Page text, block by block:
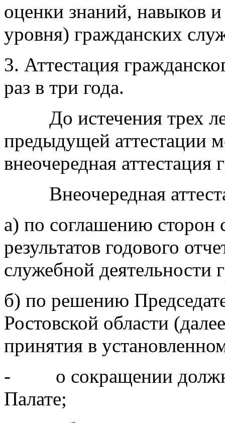
оценки знаний, навыков
уровня) гражданских
3. Аттестация
раз в три года.
До истечения трех
предыдущей аттестации
внеочередная
Внеочередная
а) по соглашению сторон
результатов годового
служебной деятельности
б) по решению
Ростовской области
принятия в
- о сокращении
Палате;